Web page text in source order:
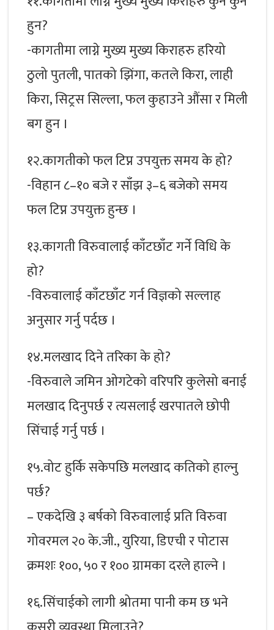
हुन?
-कागतीमा लाग्ने मुख्य मुख्य किराहरु हरियो
ठुलो पुतली, पातको झिंगा, कतले किरा, लाही
किरा, सिट्रस सिल्ला, फल कुहाउने औंसा र मिली
बग हुन ।
१२.कागतीको फल टिप्न उपयुक्त समय के हो?
-विहान ८–१० बजे र साँझ ३–६ बजेको समय
फल टिप्न उपयुक्त हुन्छ ।
१३.कागती विरुवालाई काँटछाँट गर्ने विधि के
हो?
-विरुवालाई काँटछाँट गर्न विज्ञको सल्लाह
अनुसार गर्नु पर्दछ ।
१४.मलखाद दिने तरिका के हो?
-विरुवाले जमिन ओगटेको वरिपरि कुलेसो बनाई
मलखाद दिनुपर्छ र त्यसलाई खरपातले छोपी
सिंचाई गर्नु पर्छ ।
१५.वोट हुर्कि सकेपछि मलखाद कतिको हाल्नु
पर्छ?
– एकदेखि ३ बर्षको विरुवालाई प्रति विरुवा
गोवरमल २० के.जी., युरिया, डिएची र पोटास
क्रमशः १००, ५० र १०० ग्रामका दरले हाल्ने ।
१६.सिंचाईको लागी श्रोतमा पानी कम छ भने